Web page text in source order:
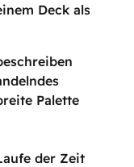
Deck als
Palette
der Zeit